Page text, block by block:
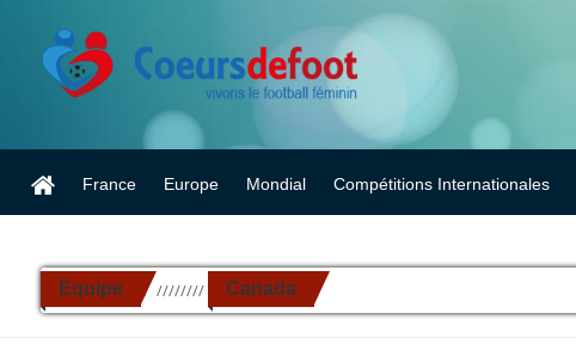
France Europe Mondial Compétitions Internationales
Equipe ////////// Canada